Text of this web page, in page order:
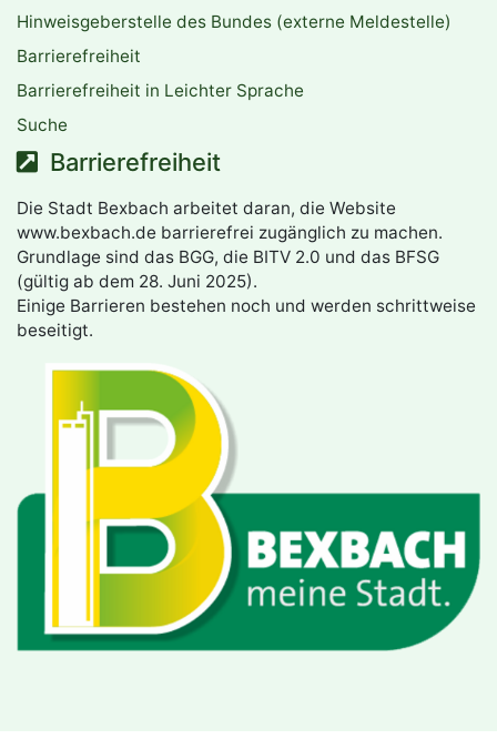
Hinweisgeberstelle des Bundes (externe Meldestelle)
Barrierefreiheit
Barrierefreiheit in Leichter Sprache
Suche
Barrierefreiheit
Die Stadt Bexbach arbeitet daran, die Website
www.bexbach.de barrierefrei zugänglich zu machen.
Grundlage sind das BGG, die BITV 2.0 und das BFSG
(gültig ab dem 28. Juni 2025).
Einige Barrieren bestehen noch und werden schrittweise
beseitigt.